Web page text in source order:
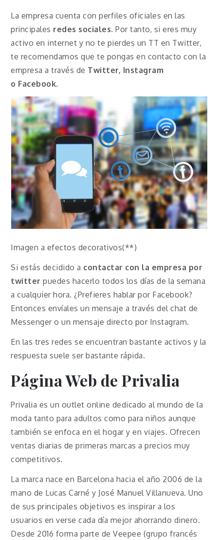
La empresa cuenta con perfiles oficiales en las
principales redes sociales. Por tanto, si eres muy
activo en internet y no te pierdes un TT en Twitter,
te recomendamos que te pongas en contacto con la
empresa a través de Twitter, Instagram
o Facebook.
Imagen a efectos decorativos(**)
Si estás decidido a contactar con la empresa por
twitter puedes hacerlo todos los días de la semana
a cualquier hora. ¿Prefieres hablar por Facebook?
Entonces envíales un mensaje a través del chat de
Messenger o un mensaje directo por Instagram.
En las tres redes se encuentran bastante activos y la
respuesta suele ser bastante rápida.
Página Web de Privalia
Privalia es un outlet online dedicado al mundo de la
moda tanto para adultos como para niños aunque
también se enfoca en el hogar y en viajes. Ofrecen
ventas diarias de primeras marcas a precios muy
competitivos.
La marca nace en Barcelona hacia el año 2006 de la
mano de Lucas Carné y José Manuel Villanueva. Uno
de sus principales objetivos es inspirar a los
usuarios en verse cada día mejor ahorrando dinero.
Desde 2016 forma parte de Veepee (grupo francés